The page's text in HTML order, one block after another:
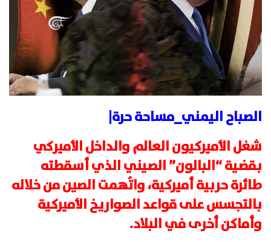
الصباح اليمني_مساحة حرة|
شغل الأميركيون العالم والداخل الأميركي
بقضية “البالون” الصيني الذي أسقطته
طائرة حربية أميركية، واتُهمت الصين من خلاله
بالتجسس على قواعد الصواريخ الأميركية
وأماكن أخرى في البلاد.